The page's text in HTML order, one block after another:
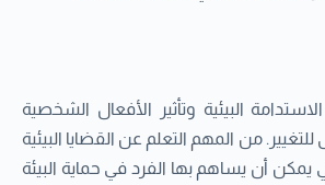
البيئية وتأثير الأفعال الشخصية
من المهم التعلم عن القضايا البيئية
يمكن أن يساهم بها الفرد في حماية البيئة